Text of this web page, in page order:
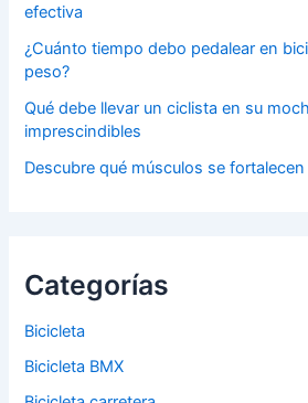
efectiva
¿Cuánto tiempo debo pedalear en
peso?
Qué debe llevar un ciclista en su
imprescindibles
Descubre qué músculos se
Categorías
Bicicleta
Bicicleta BMX